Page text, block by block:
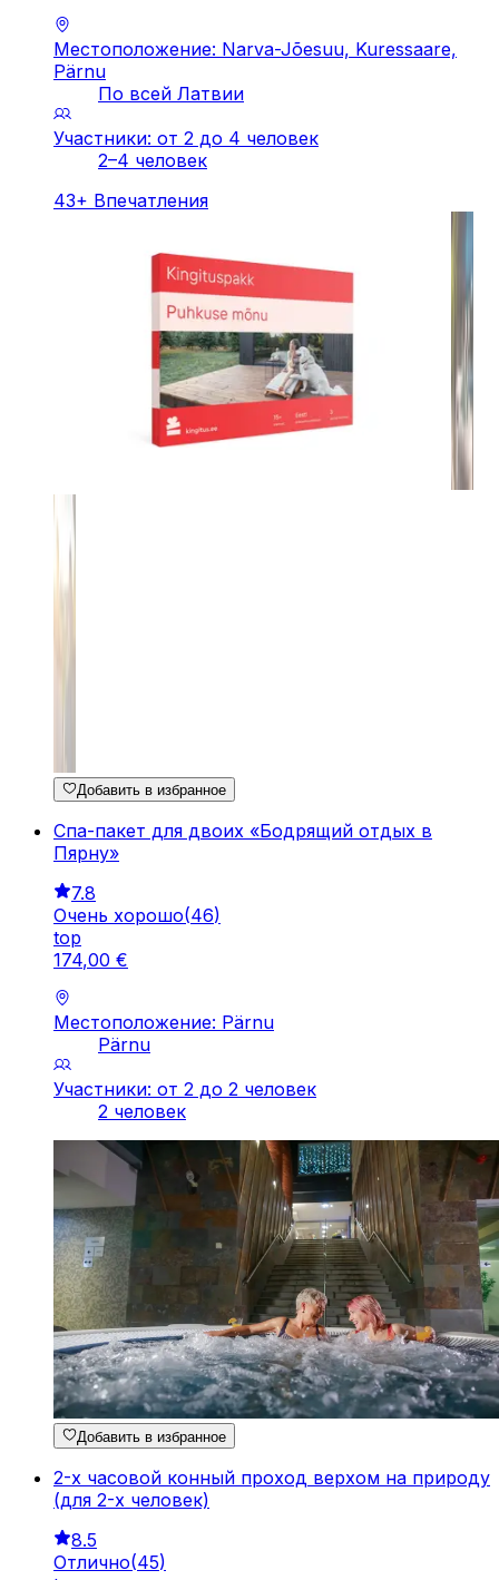
Местоположение: Narva-Jõesuu, Kuressaare,
Pärnu
По всей Латвии
Участники: от 2 до 4 человек
2–4 человек
43+ Впечатления
Добавить в избранное
Спа-пакет для двоих «Бодрящий отдых в
Пярну»
7.8
Очень хорошо(46)
top
174,00 €
Местоположение: Pärnu
Pärnu
Участники: от 2 до 2 человек
2 человек
Добавить в избранное
2-х часовой конный проход верхом на природу
(для 2-х человек)
8.5
Отлично(45)